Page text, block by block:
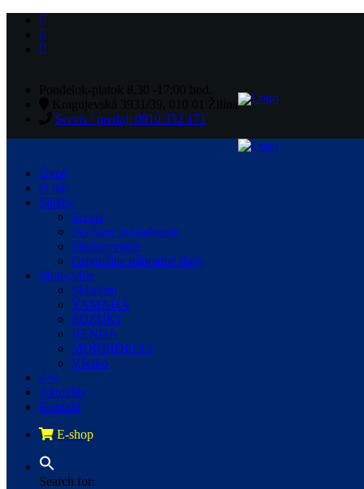
Servis / predaj: 0910 352 171
Úvod
O nás
Služby
Servis
Sezónne uskladnenie
Financovanie
Originálne náhradné diely
Motocykle
Skladom
YAMAHA
SUZUKI
BENDA
MORBIDELLI
Všetko
4×4
Aktuality
Kontakt
E-shop
Search for: